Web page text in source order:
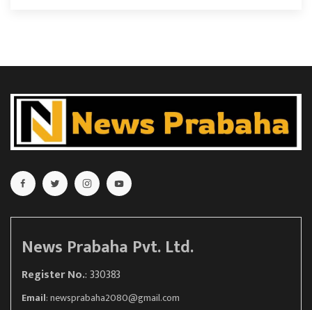
News Prabaha Pvt. Ltd.
Register No.: 330383
Email:newsprabaha2080@gmail.com